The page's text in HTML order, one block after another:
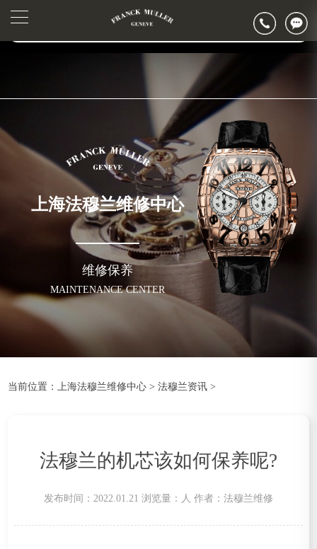
▲
▼
2026年6月上海市法穆兰官方售后客户服务热线：400-006-0073
2026年6月法穆兰售后服务中心最新网点地址：
上海市黄浦区南京东路299号宏伊国际广场写字楼8层806室（需提前预约）
上海法穆兰维修中心
维修保养
MAINTENANCE CENTER
当前位置： 上海法穆兰维修中心 >法穆兰资讯 >
法穆兰的机芯该如何保养呢?
发布时间：2022.01.21 浏览量： 人 作者：法穆兰维修